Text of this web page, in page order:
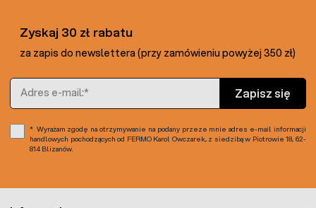
Zyskaj 30 zł rabatu
za zapis do newslettera (przy zamówieniu powyżej 350 zł)
Adres e-mail
Zapisz się
Wyrażam zgodę na otrzymywanie na podany przeze mnie adres e-mail informacji
handlowych pochodzących od FERMO Karol Owczarek, z siedzibą w Piotrowie 18, 62-
814 Blizanów.